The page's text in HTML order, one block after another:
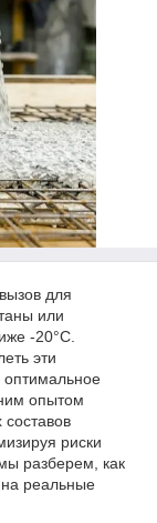
для
или
-20°C.
эти
оптимальное
опытом
риски
разберем, как
реальные